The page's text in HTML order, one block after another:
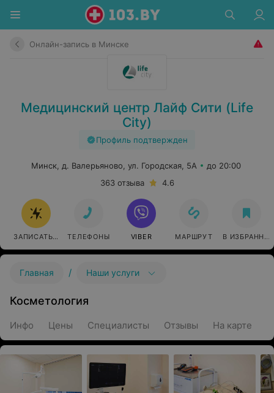
Онлайн-запись в Минске
Медицинский центр Лайф Сити (Life
City)
Профиль подтвержден
Минск, д. Валерьяново, ул. Городская, 5А
до 20:00
363 отзыва
4.6
ЗАПИСАТЬСЯ ОНЛАЙН
ТЕЛЕФОНЫ VIBER МАРШРУТ В ИЗБРАННОЕ
Главная / Наши услуги
Косметология
Инфо Цены Специалисты Отзывы На карте